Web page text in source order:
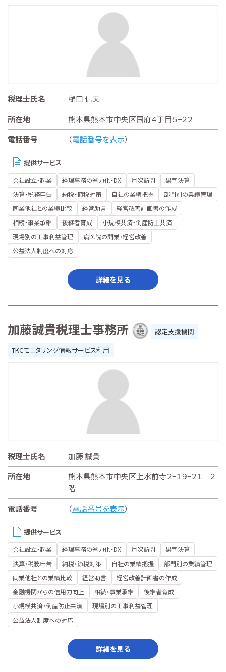
税理士氏名
樋口 信夫
所在地
熊本県熊本市中央区国府４丁目５−２２
電話番号
（電話番号を表示）
提供サービス
会社設立・起業 経理事務の省力化・DX 月次訪問
黒字決算
決算・税務申告
納税・節税対策 自社の業績把握
部門別の業績管理
同業他社との業績比較
経営助言
経営改善計画書の作成
相続・事業承継
後継者育成
小規模共済・倒産防止共済
現場別の工事利益管理
病医院の開業・経営改善
公益法人制度への対応
詳細を見る
加藤誠貴税理士事務所
認定支援機関
TKCモニタリング情報サービス利用
税理士氏名
加藤 誠貴
所在地
熊本県熊本市中央区上水前寺２−１９−２１ ２
階
電話番号
（電話番号を表示）
提供サービス
会社設立・起業 経理事務の省力化・DX 月次訪問
黒字決算
決算・税務申告
納税・節税対策 自社の業績把握
部門別の業績管理
同業他社との業績比較
経営助言
経営改善計画書の作成
金融機関からの信用力向上
相続・事業承継
後継者育成
小規模共済・倒産防止共済
現場別の工事利益管理
公益法人制度への対応
詳細を見る